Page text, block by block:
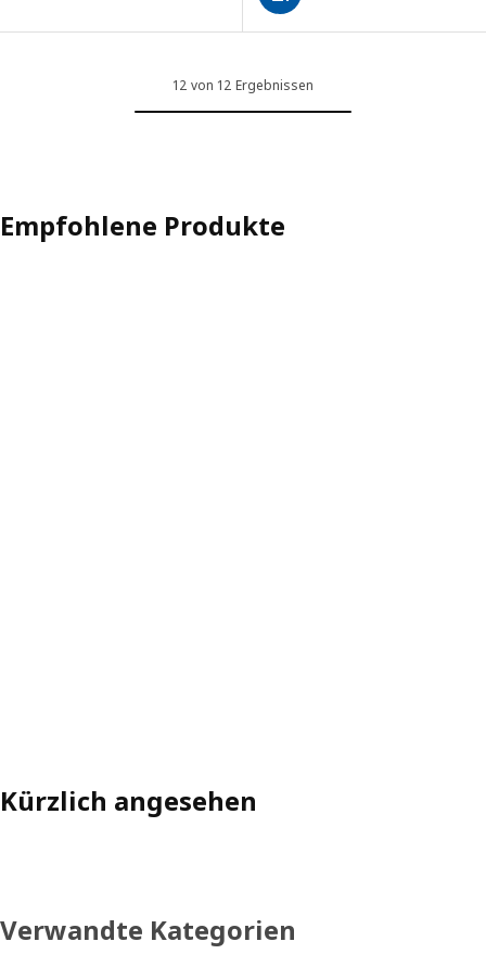
12 von 12 Ergebnissen
Empfohlene Produkte
Kürzlich angesehen
Verwandte Kategorien